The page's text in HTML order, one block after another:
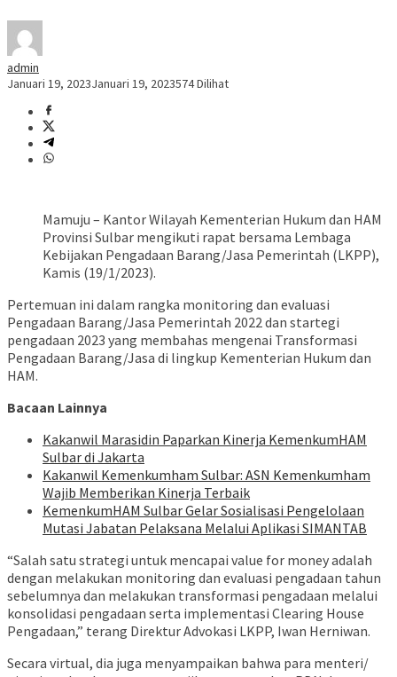
admin
Januari 19, 2023Januari 19, 2023574 Dilihat
Mamuju – Kantor Wilayah Kementerian Hukum dan HAM
Provinsi Sulbar mengikuti rapat bersama Lembaga
Kebijakan Pengadaan Barang/Jasa Pemerintah (LKPP),
Kamis (19/1/2023).
Pertemuan ini dalam rangka monitoring dan evaluasi
Pengadaan Barang/Jasa Pemerintah 2022 dan startegi
pengadaan 2023 yang membahas mengenai Transformasi
Pengadaan Barang/Jasa di lingkup Kementerian Hukum dan
HAM.
Bacaan Lainnya
Kakanwil Marasidin Paparkan Kinerja KemenkumHAM
Sulbar di Jakarta
Kakanwil Kemenkumham Sulbar: ASN Kemenkumham
Wajib Memberikan Kinerja Terbaik
KemenkumHAM Sulbar Gelar Sosialisasi Pengelolaan
Mutasi Jabatan Pelaksana Melalui Aplikasi SIMANTAB
“Salah satu strategi untuk mencapai value for money adalah
dengan melakukan monitoring dan evaluasi pengadaan tahun
sebelumnya dan melakukan transformasi pengadaan melalui
konsolidasi pengadaan serta implementasi Clearing House
Pengadaan,” terang Direktur Advokasi LKPP, Iwan Herniwan.
Secara virtual, dia juga menyampaikan bahwa para menteri/